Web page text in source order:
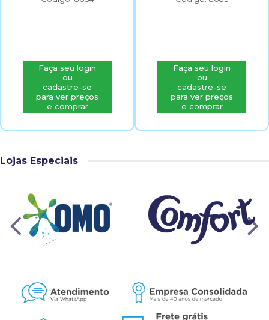
Faça seu login
ou
cadastre-se
para ver preços
e comprar
Faça seu login
ou
cadastre-se
para ver preços
e comprar
Lojas Especiais